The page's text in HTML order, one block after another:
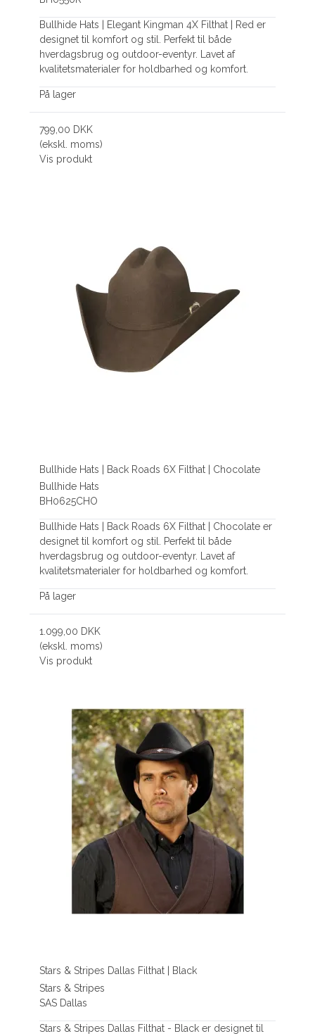
Bullhide Hats | Elegant Kingman 4X Filthat | Red er
designet til komfort og stil. Perfekt til både
hverdagsbrug og outdoor-eventyr. Lavet af
kvalitetsmaterialer for holdbarhed og komfort.
På lager
799,00 DKK
(ekskl. moms)
Vis produkt
Bullhide Hats | Back Roads 6X Filthat | Chocolate
Bullhide Hats
BH0625CHO
Bullhide Hats | Back Roads 6X Filthat | Chocolate er
designet til komfort og stil. Perfekt til både
hverdagsbrug og outdoor-eventyr. Lavet af
kvalitetsmaterialer for holdbarhed og komfort.
På lager
1.099,00 DKK
(ekskl. moms)
Vis produkt
Stars & Stripes Dallas Filthat | Black
Stars & Stripes
SAS Dallas
Stars & Stripes Dallas Filthat - Black er designet til